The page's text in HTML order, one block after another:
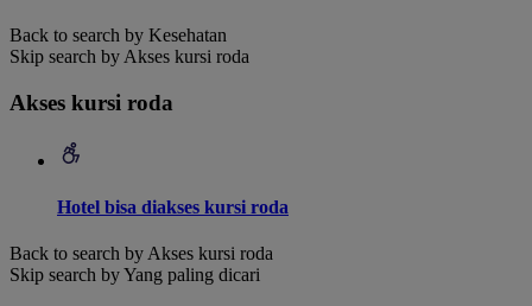
Back to search by Kesehatan
Skip search by Akses kursi roda
Akses kursi roda
Hotel bisa diakses kursi roda
Back to search by Akses kursi roda
Skip search by Yang paling dicari